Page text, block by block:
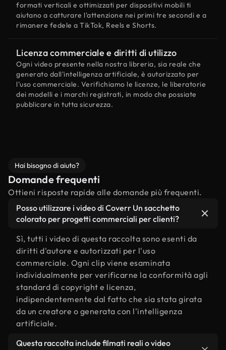
formati verticali e ottimizzati per dispositivi mobili ti
aiutano a catturare l'attenzione nei primi tre secondi e a
rimanere fedele a TikTok, Reels e Shorts.
Licenza commerciale e diritti di utilizzo
Ogni video presente nella nostra libreria, sia reale che
generato dall'intelligenza artificiale, è autorizzato per
l'uso commerciale. Verifichiamo le licenze, le liberatorie
dei modelli e i marchi registrati, in modo che possiate
pubblicare in tutta sicurezza.
Hai bisogno di aiuto?
Domande frequenti
Ottieni risposte rapide alle domande più frequenti.
Posso utilizzare i video di Coverr Un sacchetto
colorato per progetti commerciali per clienti?
Sì, tutti i video di questa raccolta sono esenti da
diritti d'autore e autorizzati per l'uso
commerciale. Ogni clip viene esaminata
individualmente per verificarne la conformità agli
standard di copyright e licenza,
indipendentemente dal fatto che sia stata girata
da un creatore o generata con l'intelligenza
artificiale.
Questa raccolta include filmati reali o video